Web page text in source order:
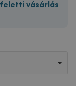
feletti vásárlás